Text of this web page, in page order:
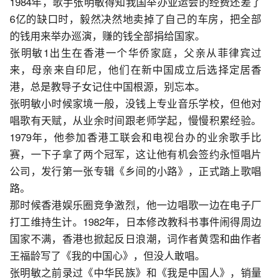
6亿的缺口时，毅然决然地卖掉了自己的车房，把全部
的钱用来举办巡演，赚的钱全部捐给国家。
张明敏1出生在香港一个华侨家庭，父亲从菲律宾过
来，母亲来自印尼，他们在新中国成立后选择定居香
港，总是教导子女记住中国根源，别忘本。
张明敏小时候家境一般，没钱上专业音乐学校，但他对
唱歌有天赋，从业余时间跟老师学起，慢慢积累经验。
1979年，他参加香港工联会和电视台办的业余歌手比
赛，一下子拿了两个冠军，这让他有机会签约永恒唱片
公司，发行第一张专辑《乡间的小路》，正式踏上歌唱
路。
那时候香港娱乐圈竞争激烈，他一边唱歌一边在电子厂
打工维持生计。1982年，日本修改教科书事件闹得周边
国家不满，香港也掀起反日浪潮，词作者黄霑和曲作者
王福龄写了《我的中国心》，但没人敢唱。
张明敏之前录过《中华民族》和《我是中国人》，销量